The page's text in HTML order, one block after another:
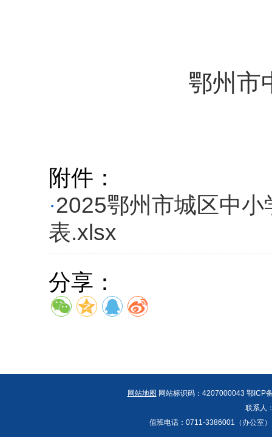
鄂州市
附件：
·2025鄂州市城区中
表.xlsx
分享：
网站地图 网站标识码：4207000043 鄂ICP
联系人
值班电话：0711-3386001（办公室